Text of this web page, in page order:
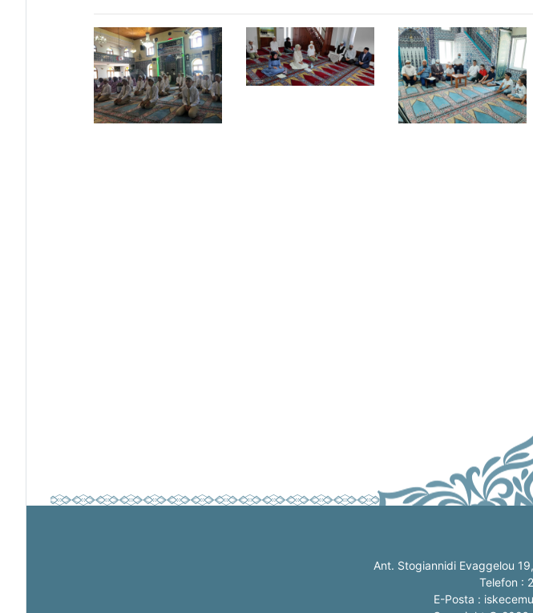
Ant. Stogiannidi Evaggelou
Telefon :
E-Posta :